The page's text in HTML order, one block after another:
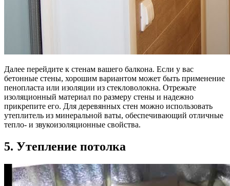
Далее перейдите к стенам вашего балкона. Если у вас
бетонные стены, хорошим вариантом может быть применение
пенопласта или изоляции из стекловолокна. Отрежьте
изоляционный материал по размеру стены и надежно
прикрепите его. Для деревянных стен можно использовать
утеплитель из минеральной ваты, обеспечивающий отличные
тепло- и звукоизоляционные свойства.
5. Утепление потолка